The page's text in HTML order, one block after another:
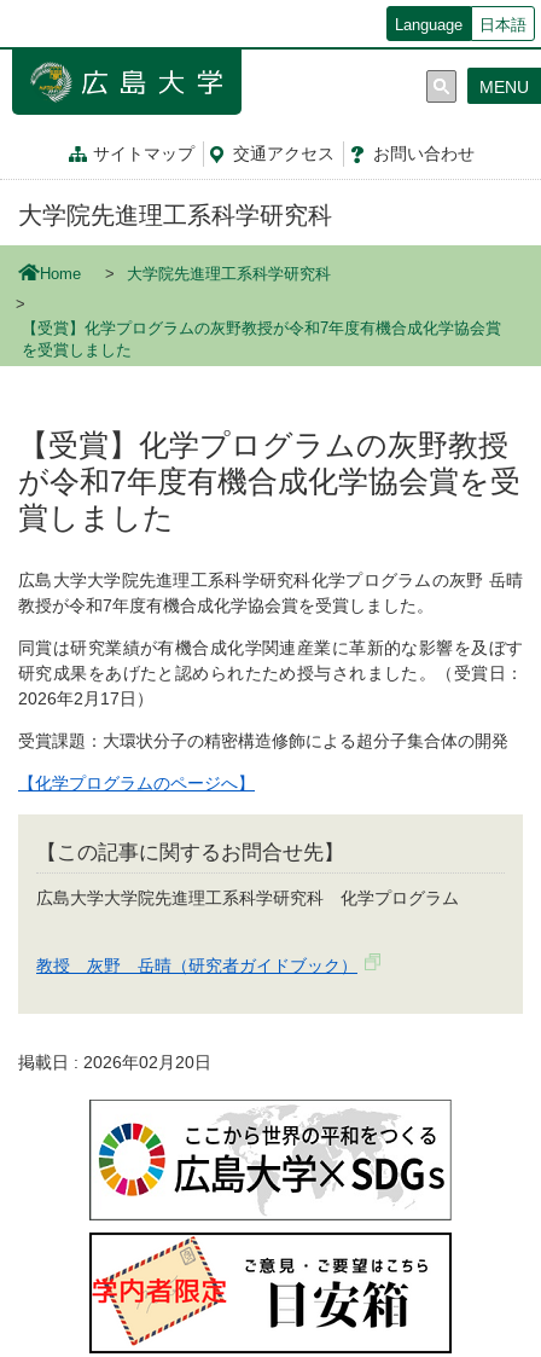
ン
Language 日本語
サイトマップ 交通アクセス お問い合わせ
MENU
大学院先進理工系科学研究科
Home 大学院先進理工系科学研究科
【受賞】化学プログラムの灰野教授が令和7年度有機合成化学協会賞
を受賞しました
【受賞】化学プログラムの灰野教授
が令和7年度有機合成化学協会賞を受
賞しました
広島大学大学院先進理工系科学研究科化学プログラムの灰野 岳晴
教授が令和7年度有機合成化学協会賞を受賞しました。
同賞は研究業績が有機合成化学関連産業に革新的な影響を及ぼす
研究成果をあげたと認められたため授与されました。（受賞日：
2026年2月17日）
受賞課題：大環状分子の精密構造修飾による超分子集合体の開発
【化学プログラムのページへ】
【この記事に関するお問合せ先】
広島大学大学院先進理工系科学研究科 化学プログラム
教授 灰野 岳晴（研究者ガイドブック）
掲載日 : 2026年02月20日